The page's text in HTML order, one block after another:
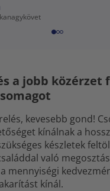
a jobb közérzet
kevesebb gond!
kínálnak a
készletek
való
mennyiségi
kínál.